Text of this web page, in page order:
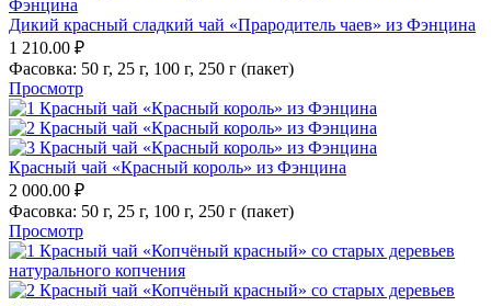
Дикий красный сладкий чай «Прародитель чаев» из Фэнцина
1 210.00 ₽
Фасовка: 50 г, 25 г, 100 г, 250 г (пакет)
Просмотр
Красный чай «Красный король» из Фэнцина
2 000.00 ₽
Фасовка: 50 г, 25 г, 100 г, 250 г (пакет)
Просмотр